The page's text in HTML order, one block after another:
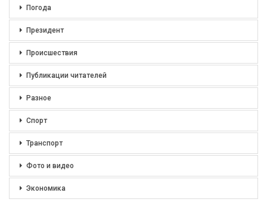
Погода
Президент
Происшествия
Публикации читателей
Разное
Спорт
Транспорт
Фото и видео
Экономика